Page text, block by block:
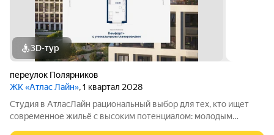
3D-тур
переулок Полярников
ЖК «Атлас Лайн», 1 квартал 2028
Студия в АтласЛайн рациональный выбор для тех, кто ищет
современное жильё с высоким потенциалом: молодым